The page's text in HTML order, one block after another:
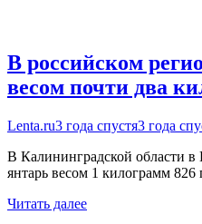
В российском
весом почти два
Lenta.ru3 года спустя3 года
В Калининградской области
янтарь весом 1 килограмм 826
Читать далее